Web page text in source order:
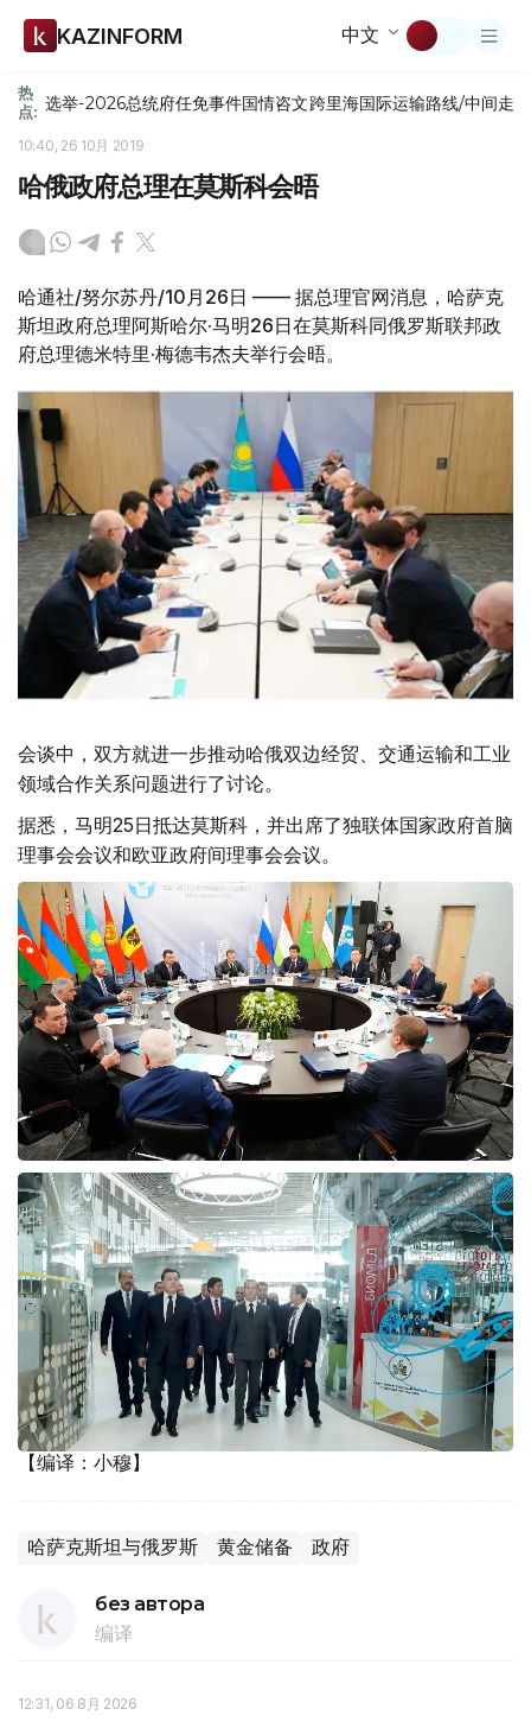
KAZINFORM 中文
热
点: 选举-2026总统府任免事件国情咨文跨里海国际运输路线/中间走廊
10:40, 26 10月 2019
哈俄政府总理在莫斯科会晤
哈通社/努尔苏丹/10月26日 —— 据总理官网消息，哈萨克
斯坦政府总理阿斯哈尔·马明26日在莫斯科同俄罗斯联邦政
府总理德米特里·梅德韦杰夫举行会晤。
会谈中，双方就进一步推动哈俄双边经贸、交通运输和工业
领域合作关系问题进行了讨论。
据悉，马明25日抵达莫斯科，并出席了独联体国家政府首脑
理事会会议和欧亚政府间理事会会议。
【编译：小穆】
哈萨克斯坦与俄罗斯 黄金储备 政府
без автора
编译
12:31, 06 8月 2026